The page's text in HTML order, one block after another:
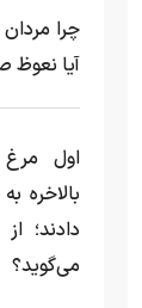
چرا
آیا
اول مرغ
بالاخره
دادند؛
می‌گوید؟